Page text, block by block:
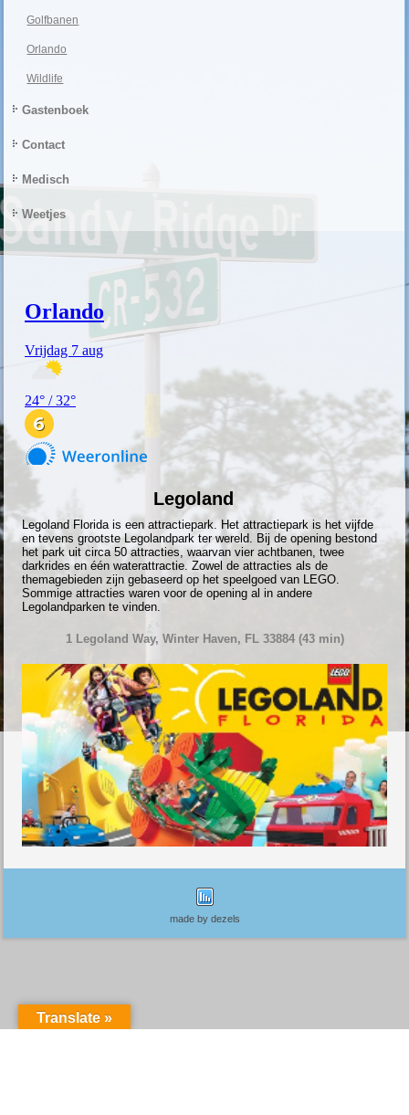
Golfbanen
Orlando
Wildlife
Gastenboek
Contact
Medisch
Weetjes
Legoland
Legoland Florida is een attractiepark.
Het attractiepark is het vijfde
en tevens grootste Legolandpark ter wereld. Bij de opening bestond
het park uit circa 50 attracties, waarvan vier achtbanen, twee
darkrides en één waterattractie. Zowel de attracties als de
themagebieden zijn gebaseerd op het speelgoed van LEGO.
Sommige attracties waren voor de opening al in andere
Legolandparken te vinden.
1 Legoland Way, Winter Haven, FL 33884 (43 min)
made by dezels
Translate »